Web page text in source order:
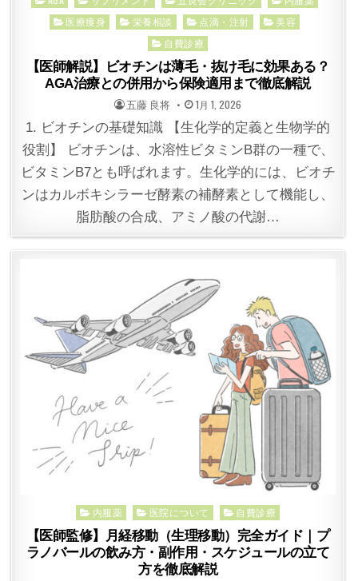
医療痩身
栄養相談 点滴・注射
美容
自費診療
【医師解説】ビオチンは薄毛・抜け毛に効果ある？
AGA治療との併用から保険適用まで徹底解説
POSTED
BY
五藤 良将 POSTED
ON
1月 1, 2026
1. ビオチンの基礎知識 【生化学的定義と生物学的
役割】 ビオチンは、水溶性ビタミンB群の一種で、
ビタミンB7とも呼ばれます。生化学的には、ビオチ
ンはカルボキシラーゼ酵素の補酵素として機能し、
脂肪酸の合成、アミノ酸の代謝…
Posted
in
内服薬 医院について 自費診療
【医師監修】月経移動（生理移動）完全ガイド｜プ
ラノバールの飲み方・副作用・スケジュールの立て
方を徹底解説